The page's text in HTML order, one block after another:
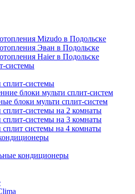
Mizudo в Подольске
Эван в Подольске
Haier в Подольске
системы
сплит-системы
блоки мульти сплит-систем
блоки мульти сплит-систем
сплит-системы на 2 комнаты
сплит-системы на 3 комнаты
сплит системы на 4 комнаты
кондиционеры